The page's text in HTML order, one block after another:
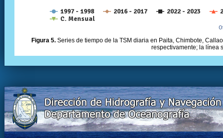
Figura 5. Series de tiempo de la TSM diaria en Paita, Chimbote,
respectivamente; la línea